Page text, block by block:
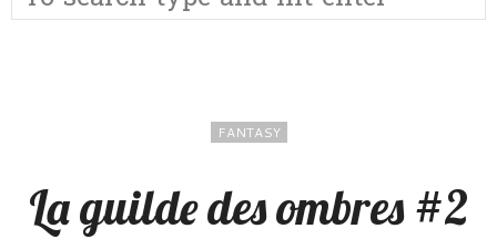
FANTASY
La guilde des ombres #2